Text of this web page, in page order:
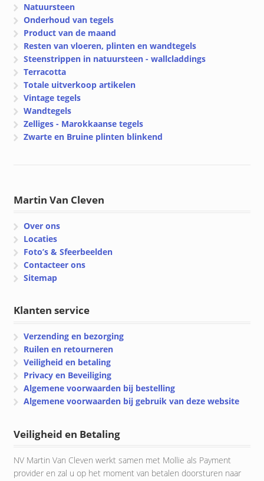
Natuursteen
Onderhoud van tegels
Product van de maand
Resten van vloeren, plinten en wandtegels
Steenstrippen in natuursteen - wallcladdings
Terracotta
Totale uitverkoop artikelen
Vintage tegels
Wandtegels
Zelliges - Marokkaanse tegels
Zwarte en Bruine plinten blinkend
Martin Van Cleven
Over ons
Locaties
Foto’s & Sfeerbeelden
Contacteer ons
Sitemap
Klanten service
Verzending en bezorging
Ruilen en retourneren
Veiligheid en betaling
Privacy en Beveiliging
Algemene voorwaarden bij bestelling
Algemene voorwaarden bij gebruik van deze website
Veiligheid en Betaling
NV Martin Van Cleven werkt samen met Mollie als Payment
provider en zal u op het moment van betalen doorsturen naar